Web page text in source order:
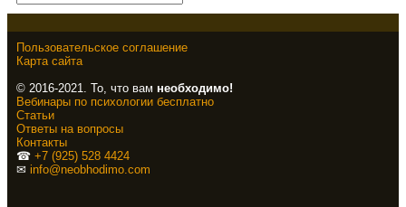
Пользовательское соглашение
Карта сайта
© 2016-2021. То, что вам необходимо!
Вебинары по психологии бесплатно
Статьи
Ответы на вопросы
Контакты
☎ +7 (925) 528 4424
✉ info@neobhodimo.com